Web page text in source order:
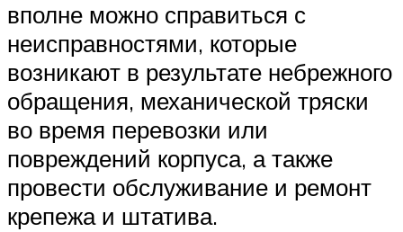
вполне можно справиться с
неисправностями, которые
возникают в результате небрежного
обращения, механической тряски
во время перевозки или
повреждений корпуса, а также
провести обслуживание и ремонт
крепежа и штатива.